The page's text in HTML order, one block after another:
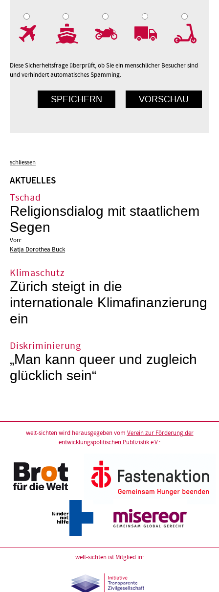
Diese Sicherheitsfrage überprüft, ob Sie ein menschlicher Besucher sind
und verhindert automatisches Spamming.
schliessen
AKTUELLES
Tschad
Religionsdialog mit staatlichem
Segen
Von:
Katja Dorothea Buck
Klimaschutz
Zürich steigt in die
internationale Klimafinanzierung
ein
Diskriminierung
„Man kann queer und zugleich
glücklich sein“
welt-sichten wird herausgegeben vom Verein zur Förderung der
entwicklungspolitischen Publizistik e.V.:
welt-sichten ist Mitglied in: